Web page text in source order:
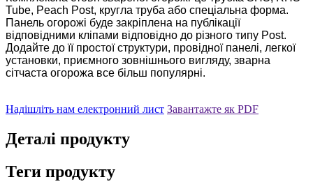
Tube, Peach Post, кругла труба або спеціальна форма.
Панель огорожі буде закріплена на публікації
відповідними кліпами відповідно до різного типу Post.
Додайте до її простої структури, провідної панелі, легкої
установки, приємного зовнішнього вигляду, зварна
сітчаста огорожа все більш популярні.
Надішліть нам електронний лист Завантажте як PDF
Деталі продукту
Теги продукту